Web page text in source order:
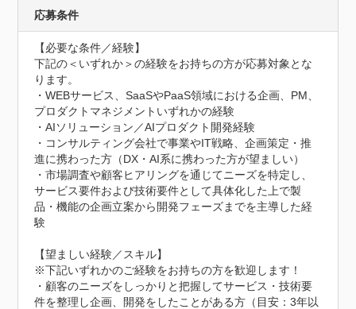
応募条件
【必要な条件／経験】
下記の＜いずれか＞の経験をお持ちの方が応募対象とな
ります。
・WEBサービス、SaaSやPaaS領域における企画、PM、
プロダクトマネジメントいずれかの経験
・AIソリューション／AIプロダクト開発経験
・コンサルティング会社で事業やIT戦略、企画策定・推
進に携わった方（DX・AI系に携わった方が望ましい）
・市場調査や顧客ヒアリングを通じてニーズを特定し、
サービス要件および技術要件として具体化した上で製
品・機能の企画立案から開発フェーズまでを主導した経
験
【望ましい経験／スキル】
※下記いずれかのご経験をお持ちの方を歓迎します！
・顧客のニーズをしっかりと把握してサービス・技術要
件を整理し企画、開発をしたことがある方（目安：3年以